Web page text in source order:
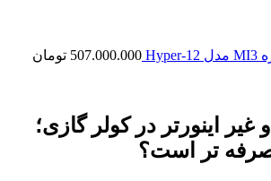
507.000.000 تومان
غیر اینورتر در کولر گازی؛
صرفه تر است؟